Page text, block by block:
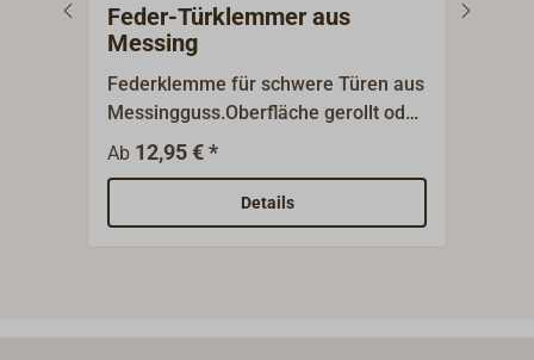
Feder-Türklemmer aus
Messing
Federklemme für schwere Türen aus
Messingguss.Oberfläche gerollt oder
verchromt.
Ab 12,95 € *
Details